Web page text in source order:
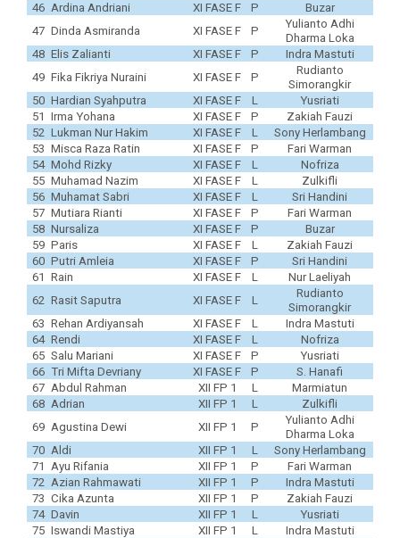
46 Ardina Andriani XI FASE F P
Buzar
47 Dinda Asmiranda XI FASE F P
Yulianto Adhi
Dharma Loka
48 Elis Zalianti XI FASE F P
Indra Mastuti
49 Fika Fikriya Nuraini XI FASE F P
Rudianto
Simorangkir
50 Hardian Syahputra XI FASE F L
Yusriati
51 Irma Yohana XI FASE F P
Zakiah Fauzi
52 Lukman Nur Hakim XI FASE F L
Sony Herlambang
53 Misca Raza Ratin XI FASE F P
Fari Warman
54 Mohd Rizky XI FASE F L
Nofriza
55 Muhamad Nazim XI FASE F L
Zulkifli
56 Muhamat Sabri XI FASE F L
Sri Handini
57 Mutiara Rianti XI FASE F P
Fari Warman
58 Nursaliza XI FASE F P
Buzar
59 Paris XI FASE F L
Zakiah Fauzi
60 Putri Amleia XI FASE F P
Sri Handini
61 Rain XI FASE F L
Nur Laeliyah
62 Rasit Saputra XI FASE F L
Rudianto
Simorangkir
63 Rehan Ardiyansah XI FASE F L
Indra Mastuti
64 Rendi XI FASE F L
Nofriza
65 Salu Mariani XI FASE F P
Yusriati
66 Tri Mifta Devriany XI FASE F P
S. Hanafi
67 Abdul Rahman XII FP 1 L
Marmiatun
68 Adrian XII FP 1 L
Zulkifli
69 Agustina Dewi XII FP 1 P
Yulianto Adhi
Dharma Loka
70 Aldi XII FP 1 L
Sony Herlambang
71 Ayu Rifania XII FP 1 P
Fari Warman
72 Azian Rahmawati XII FP 1 P
Indra Mastuti
73 Cika Azunta XII FP 1 P
Zakiah Fauzi
74 Davin XII FP 1 L
Yusriati
75 Iswandi Mastiya XII FP 1 L
Indra Mastuti